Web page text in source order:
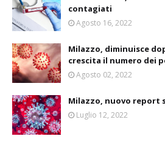
contagiati
Agosto 16, 2022
Milazzo, diminuisce
crescita il numero dei
Agosto 02, 2022
Milazzo, nuovo report
Luglio 12, 2022